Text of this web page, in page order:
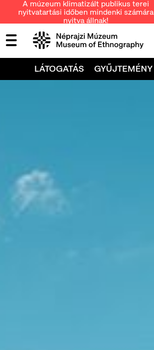
A múzeum klimatizált publikus terei
nyitvatartási időben mindenki számára
nyitva állnak!
LÁTOGATÁS GYŰJTEMÉNY